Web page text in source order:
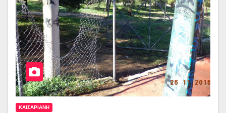
ΚΑΙΣΑΡΙΑΝΗ